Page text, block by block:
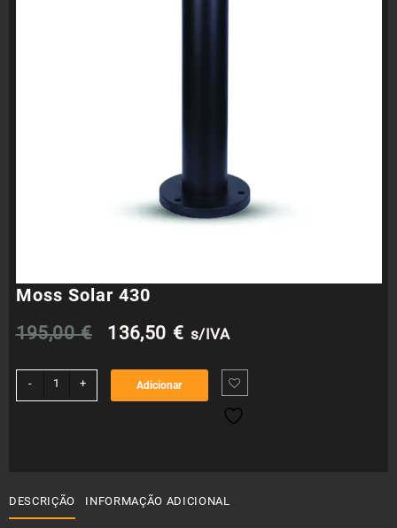
Moss Solar 430
195,00€
O
preço
original
136,50 €O
preço
atual
s/IVA
-
Quantidade
+ Adicionar
DESCRIÇÃO INFORMAÇÃO ADICIONAL